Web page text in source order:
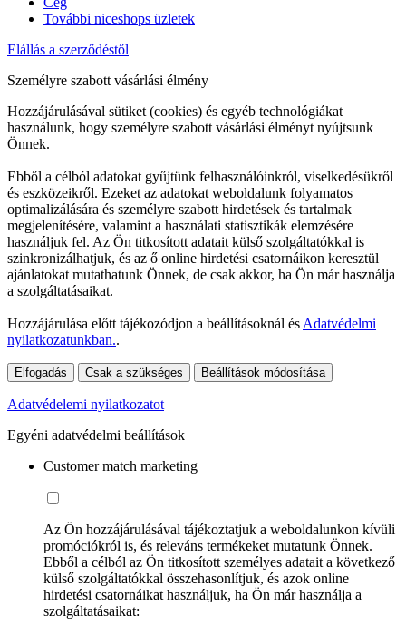
További niceshops üzletek
Elállás a szerződéstől
Személyre szabott vásárlási élmény
Hozzájárulásával sütiket (cookies) és egyéb technológiákat
használunk, hogy személyre szabott vásárlási élményt nyújtsunk
Önnek.
Ebből a célból adatokat gyűjtünk felhasználóinkról, viselkedésükről
és eszközeikről. Ezeket az adatokat weboldalunk folyamatos
optimalizálására és személyre szabott hirdetések és tartalmak
megjelenítésére, valamint a használati statisztikák elemzésére
használjuk fel. Az Ön titkosított adatait külső szolgáltatókkal is
szinkronizálhatjuk, és az ő online hirdetési csatornáikon keresztül
ajánlatokat mutathatunk Önnek, de csak akkor, ha Ön már használja
a szolgáltatásaikat.
Hozzájárulása előtt tájékozódjon a beállításoknál ésAdatvédelmi
nyilatkozatunkban..
Elfogadás Csak a szükséges Beállítások módosítása
Adatvédelemi nyilatkozatot
Egyéni adatvédelmi beállítások
Customer match marketing
Az Ön hozzájárulásával tájékoztatjuk a weboldalunkon kívüli
promóciókról is, és releváns termékeket mutatunk Önnek.
Ebből a célból az Ön titkosított személyes adatait a következő
külső szolgáltatókkal összehasonlítjuk, és azok online
hirdetési csatornáikat használjuk, ha Ön már használja a
szolgáltatásaikat: